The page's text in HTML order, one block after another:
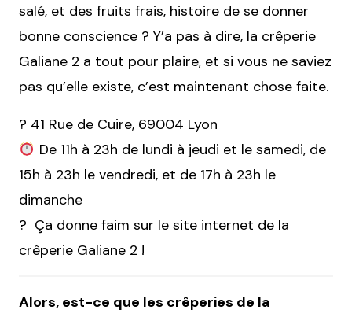
salé, et des fruits frais, histoire de se donner
bonne conscience ? Y’a pas à dire, la crêperie
Galiane 2 a tout pour plaire, et si vous ne saviez
pas qu’elle existe, c’est maintenant chose faite.
? 41 Rue de Cuire, 69004 Lyon
De 11h à 23h de lundi à jeudi et le samedi, de
15h à 23h le vendredi, et de 17h à 23h le
dimanche
? Ça donne faim sur le site internet de la
crêperie Galiane 2 !
Alors, est-ce que les crêperies de la